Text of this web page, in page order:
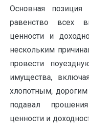
Основная позиция
равенство всех
ценности и
нескольким
провести
имущества,
хлопотным,
подавал
ценности и